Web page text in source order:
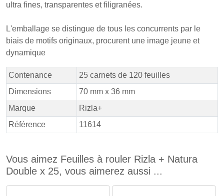
ultra fines, transparentes et filigranées.
L'emballage se distingue de tous les concurrents par le
biais de motifs originaux, procurent une image jeune et
dynamique
Contenance
25 carnets de 120 feuilles
Dimensions
70 mm x 36 mm
Marque
Rizla+
Référence
11614
Vous aimez Feuilles à rouler Rizla + Natura
Double x 25, vous aimerez aussi ...